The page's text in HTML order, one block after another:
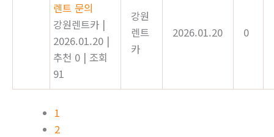
렌트 문의
강원렌트카 |
2026.01.20 |
추천 0 | 조회
91
강원
렌트
카
2026.01.20 0
1
2